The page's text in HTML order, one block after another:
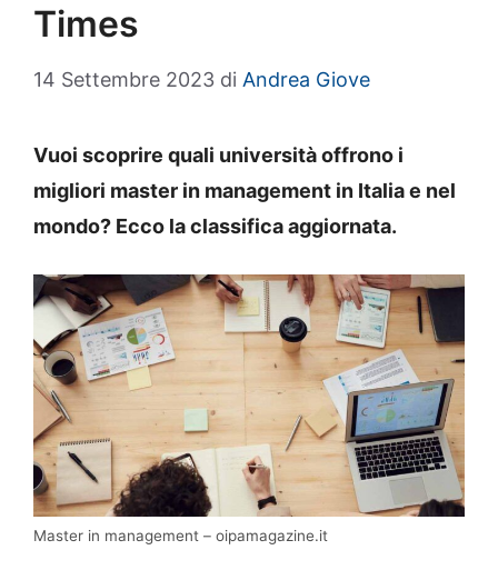
Times
14 Settembre 2023 di Andrea Giove
Vuoi scoprire quali università offrono i
migliori master in management in Italia e nel
mondo? Ecco la classifica aggiornata.
Master in management – oipamagazine.it